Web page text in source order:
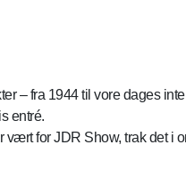
– fra 1944 til vore dages
entré.
for JDR Show, trak det i